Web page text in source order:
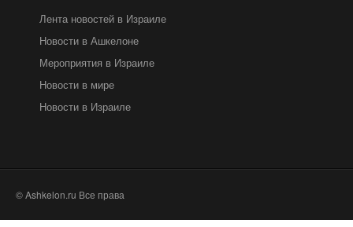
Лента новостей в Израиле
Новости в Ашкелоне
Мероприятия в Израиле
Новости в мире
Новости в Израиле
© Ashkelon.ru Все права